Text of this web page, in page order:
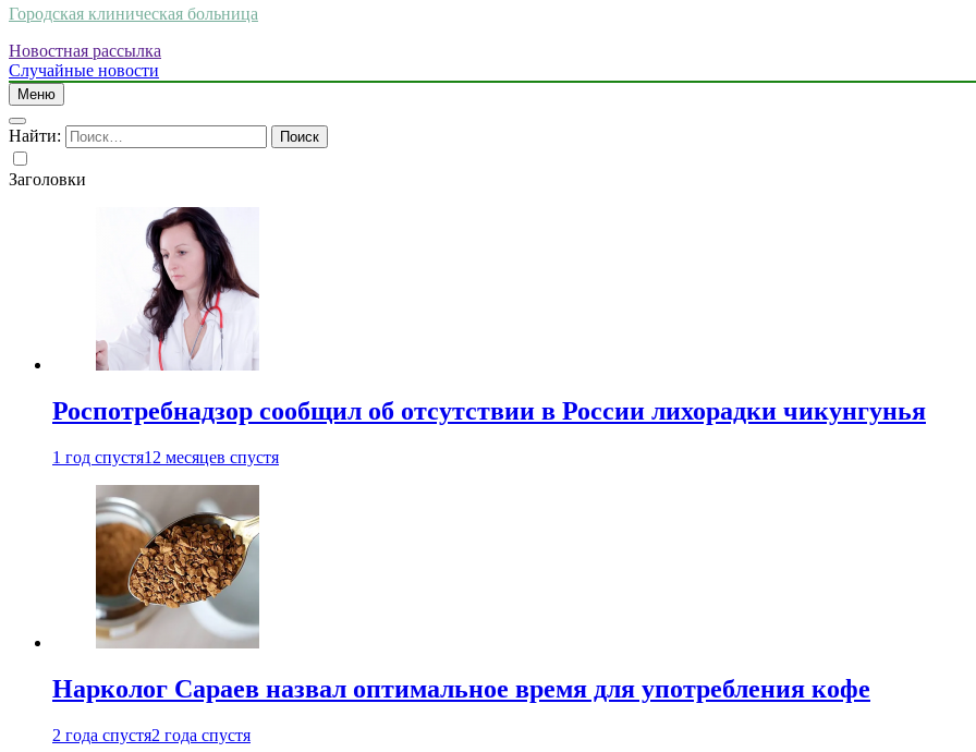
Городская клиническая больница
Новостная рассылка
Случайные новости
Меню
Найти:
Заголовки
Роспотребнадзор сообщил об отсутствии в России лихорадки чикунгунья
1 год спустя12 месяцев спустя
Нарколог Сараев назвал оптимальное время для употребления кофе
2 года спустя2 года спустя